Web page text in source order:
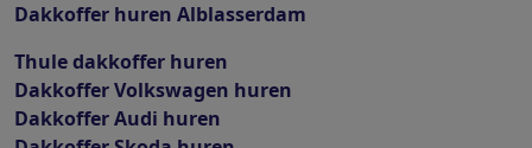
Dakkoffer huren Alblasserdam
Thule dakkoffer huren
Dakkoffer Volkswagen huren
Dakkoffer Audi huren